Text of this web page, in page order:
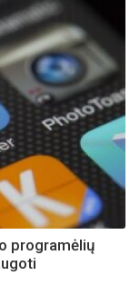
programėlių